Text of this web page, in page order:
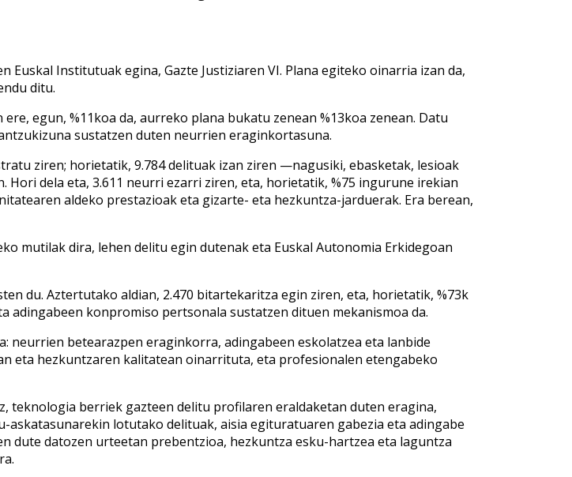
Euskal Institutuak egina, Gazte Justiziaren VI. Plana egiteko oinarria izan da,
ditu.
egun, %11koa da, aurreko plana bukatu zenean %13koa zenean. Datu
sustatzen duten neurrien eraginkortasuna.
ziren; horietatik, 9.784 delituak izan ziren —nagusiki, ebasketak, lesioak
dela eta, 3.611 neurri ezarri ziren, eta, horietatik, %75 ingurune irekian
aldeko prestazioak eta gizarte- eta hezkuntza-jarduerak. Era berean,
mutilak dira, lehen delitu egin dutenak eta Euskal Autonomia Erkidegoan
du. Aztertutako aldian, 2.470 bitartekaritza egin ziren, eta, horietatik, %73k
konpromiso pertsonala sustatzen dituen mekanismoa da.
betearazpen eraginkorra, adingabeen eskolatzea eta lanbide
eta hezkuntzaren kalitatean oinarrituta, eta profesionalen etengabeko
teknologia berriek gazteen delitu profilaren eraldaketan duten eragina,
lotutako delituak, aisia egituratuaren gabezia eta adingabe
datozen urteetan prebentzioa, hezkuntza esku-hartzea eta laguntza